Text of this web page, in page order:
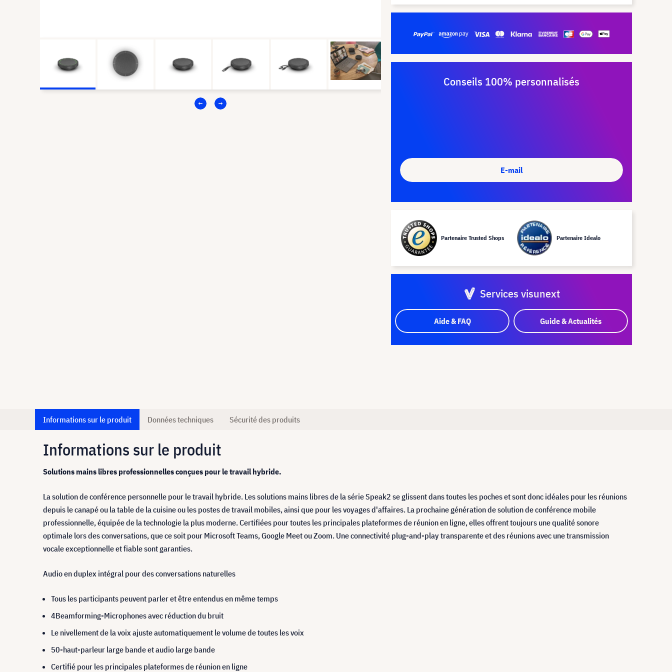
Conseils 100% personnalisés
E-mail
Partenaire Trusted Shops Partenaire Idealo
Services visunext
Aide & FAQ Guide & Actualités
Informations sur le produit Données techniques Sécurité des produits
Informations sur le produit
Solutions mains libres professionnelles conçues pour le travail hybride.
La solution de conférence personnelle pour le travail hybride. Les solutions mains libres de la série Speak2 se glissent dans toutes les poches et sont donc idéales pour les réunions
depuis le canapé ou la table de la cuisine ou les postes de travail mobiles, ainsi que pour les voyages d'affaires. La prochaine génération de solution de conférence mobile
professionnelle, équipée de la technologie la plus moderne. Certifiées pour toutes les principales plateformes de réunion en ligne, elles offrent toujours une qualité sonore
optimale lors des conversations, que ce soit pour Microsoft Teams, Google Meet ou Zoom. Une connectivité plug-and-play transparente et des réunions avec une transmission
vocale exceptionnelle et fiable sont garanties.
Audio en duplex intégral pour des conversations naturelles
Tous les participants peuvent parler et être entendus en même temps
4Beamforming-Microphones avec réduction du bruit
Le nivellement de la voix ajuste automatiquement le volume de toutes les voix
50-haut-parleur large bande et audio large bande
Certifié pour les principales plateformes de réunion en ligne